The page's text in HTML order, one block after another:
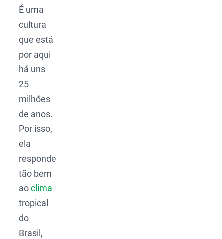
É uma
cultura
que está
por aqui
há uns
25
milhões
de anos.
Por isso,
ela
responde
tão bem
aoclima
tropical
do
Brasil,